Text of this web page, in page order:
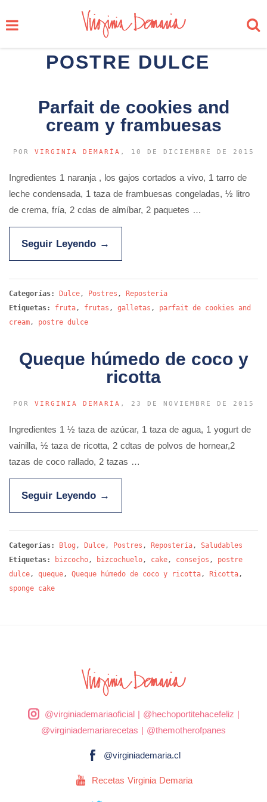
POSTRE DULCE
Parfait de cookies and
cream y frambuesas
POR VIRGINIA DEMARÍA , 10 DE DICIEMBRE DE 2015
Ingredientes 1 naranja , los gajos cortados a vivo, 1 tarro de
leche condensada, 1 taza de frambuesas congeladas, ½ litro
de crema, fría, 2 cdas de almíbar, 2 paquetes …
Seguir Leyendo →
Categorías: Dulce, Postres ,
Repostería
Etiquetas:
fruta, frutas , galletas , parfait de cookies and
cream, postre dulce
Queque húmedo de coco y
ricotta
POR VIRGINIA DEMARÍA , 23 DE NOVIEMBRE DE 2015
Ingredientes 1 ½ taza de azúcar, 1 taza de agua, 1 yogurt de
vainilla, ½ taza de ricotta, 2 cdtas de polvos de hornear,2
tazas de coco rallado, 2 tazas …
Seguir Leyendo →
Categorías: Blog , Dulce, Postres , Repostería, Saludables
Etiquetas:
bizcocho, bizcochuelo, cake, consejos , postre
dulce, queque, Queque húmedo de coco y ricotta, Ricotta,
sponge cake
@virginiademariaoficial| @hechoportitehacefeliz |
@virginiademariarecetas | @themotherofpanes
@virginiademaria.cl
Recetas Virginia Demaria